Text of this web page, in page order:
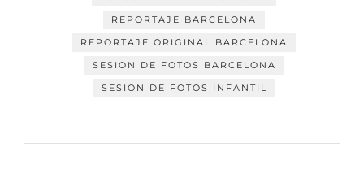
REPORTAJE BARCELONA
REPORTAJE ORIGINAL BARCELONA
SESION DE FOTOS BARCELONA
SESION DE FOTOS INFANTIL